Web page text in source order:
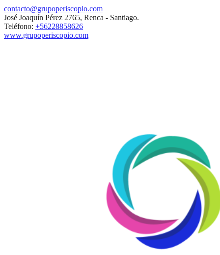
contacto@grupoperiscopio.com
José Joaquín Pérez 2765, Renca - Santiago.
Teléfono: +56228858626
www.grupoperiscopio.com